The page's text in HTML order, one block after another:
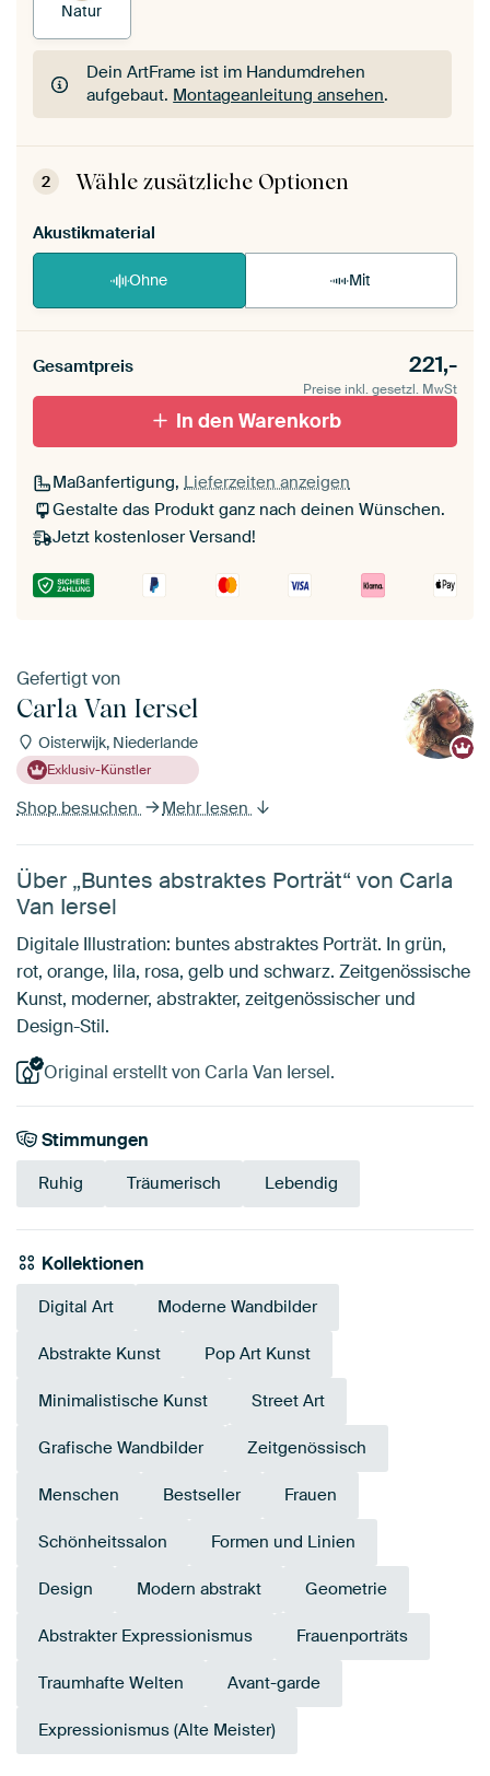
Natur
Dein ArtFrame ist im Handumdrehen
aufgebaut. Montageanleitung ansehen.
Dein ArtFrame ist im Handumdrehen
aufgebaut.Montageanleitung ansehen
2 Wähle zusätzliche Optionen
Akustikmaterial
Ohne Mit
Gesamtpreis 221,-
Preise inkl. gesetzl. MwSt
In den Warenkorb
Maßanfertigung, Lieferzeiten anzeigen
Gestalte das Produkt ganz nach deinen Wünschen.
Jetzt kostenloser Versand!
Gefertigt von
Carla Van Iersel
Oisterwijk, Niederlande
Exklusiv-Künstler
Shop besuchen Mehr lesen
Über „Buntes abstraktes Porträt“ von Carla
Van Iersel
Digitale Illustration: buntes abstraktes Porträt. In grün,
rot, orange, lila, rosa, gelb und schwarz. Zeitgenössische
Kunst, moderner, abstrakter, zeitgenössischer und
Design-Stil.
Original erstellt von Carla Van Iersel.
Stimmungen
Ruhig Träumerisch Lebendig
Kollektionen
Digital Art Moderne Wandbilder
Abstrakte Kunst Pop Art Kunst
Minimalistische Kunst Street Art
Grafische Wandbilder Zeitgenössisch
Menschen Bestseller Frauen
Schönheitssalon Formen und Linien
Design Modern abstrakt Geometrie
Abstrakter Expressionismus Frauenporträts
Traumhafte Welten Avant-garde
Expressionismus (Alte Meister)